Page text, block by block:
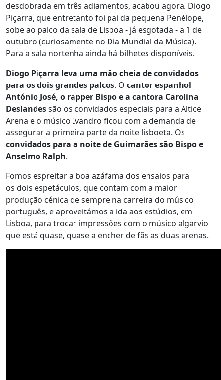
desdobrada em três adiamentos, acabou agora. Diogo
Piçarra, que entretanto foi pai da pequena Penélope,
sobe ao palco da sala de Lisboa - já esgotada - a 1 de
outubro (curiosamente no Dia Mundial da Música).
Para a sala nortenha ainda há bilhetes disponíveis.
Diogo Piçarra leva uma mão cheia de convidados
para os dois grandes palcos. O cantor espanhol
António José, o rapper Bispo e a cantora Carolina
Deslandessão os convidados especiais para a Altice
Arena e o músico Ivandro ficou com a demanda de
assegurar a primeira parte da noite lisboeta. Os
convidados para a noite de Guimarães são Bispo e
Anselmo Ralph.
Fomos espreitar a boa azáfama dos ensaios para
os dois espetáculos, que contam com a maior
produção cénica de sempre na carreira do músico
português, e aproveitámos a ida aos estúdios, em
Lisboa, para trocar impressões com o músico algarvio
que está quase, quase a encher de fãs as duas arenas.